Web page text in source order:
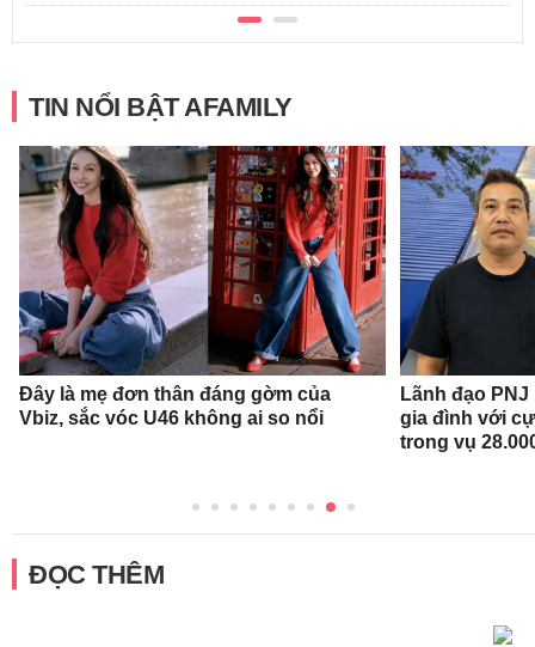
TIN NỔI BẬT AFAMILY
Đây là mẹ đơn thân đáng gờm của
Vbiz, sắc vóc U46 không ai so nổi
Lãnh đạo
gia đình với
trong vụ
ĐỌC THÊM